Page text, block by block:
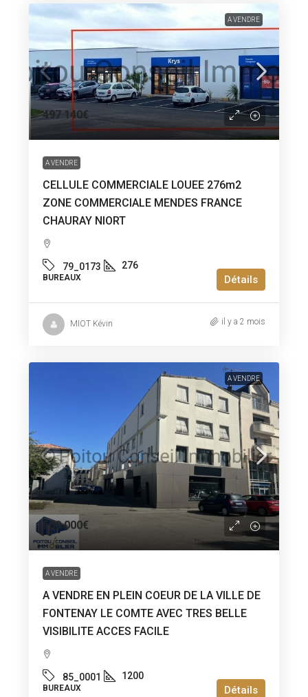
A VENDRE
497 140€
A VENDRE
CELLULE COMMERCIALE LOUEE 276m2
ZONE COMMERCIALE MENDES FRANCE
CHAURAY NIORT
79_0173 276
BUREAUX Détails
MIOT Kévin il y a 2 mois
A VENDRE
500 000€
A VENDRE
A VENDRE EN PLEIN COEUR DE LA VILLE DE
FONTENAY LE COMTE AVEC TRES BELLE
VISIBILITE ACCES FACILE
85_0001 1200
BUREAUX Détails